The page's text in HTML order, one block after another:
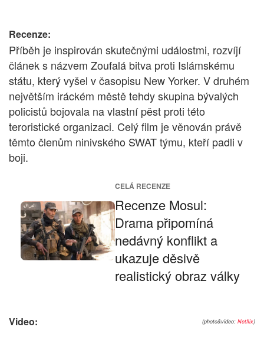
Recenze:
Příběh je inspirován skutečnými událostmi, rozvíjí
článek s názvem Zoufalá bitva proti Islámskému
státu, který vyšel v časopisu New Yorker. V druhém
největším iráckém městě tehdy skupina bývalých
policistů bojovala na vlastní pěst proti této
teroristické organizaci. Celý film je věnován právě
těmto členům ninivského SWAT týmu, kteří padli v
boji.
CELÁ RECENZE
Recenze Mosul:
Drama připomíná
nedávný konflikt a
ukazuje děsivě
realistický obraz války
(photo&video: Netflix)
Video: